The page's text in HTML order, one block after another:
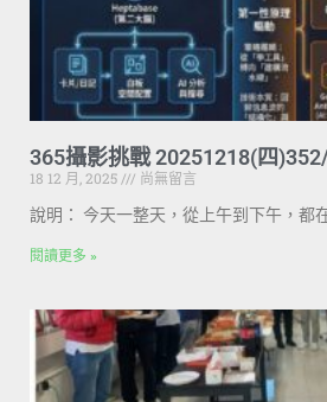
365攝影挑戰 20251218(四
18 12 月, 2025
尚無留言
說明： 今天一整天，從上午到下午，都
閱讀更多 »